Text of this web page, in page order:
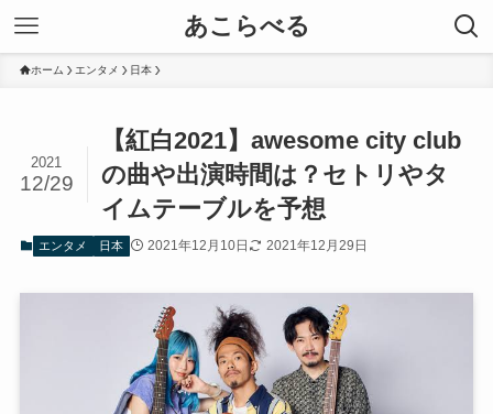
あこらべる
ホーム エンタメ 日本
【紅白2021】awesome city club
の曲や出演時間は？セトリやタ
イムテーブルを予想
2021
12/29
エンタメ 日本 2021年12月10日 2021年12月29日